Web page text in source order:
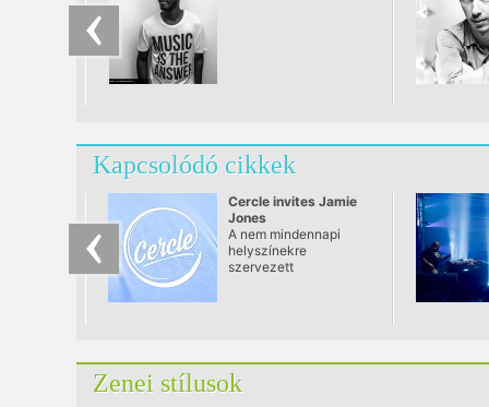
Kapcsolódó cikkek
Cercle invites Jamie
Jones
A nem mindennapi
helyszínekre
szervezett
a Pliva vízesésnél.
Zenei stílusok